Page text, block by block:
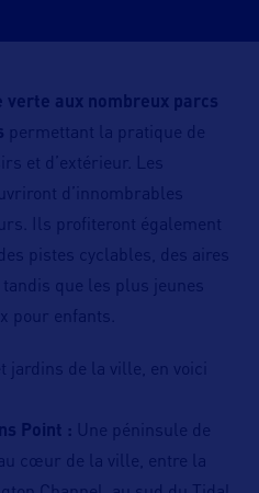
verte aux nombreux parcs
permettant la pratique de
et d’extérieur. Les
d’innombrables
Ils profiteront également
pistes cyclables, des aires
que les plus jeunes
pour enfants.
jardins de la ville, en voici
Point :
Une péninsule de
cœur de la ville, entre la